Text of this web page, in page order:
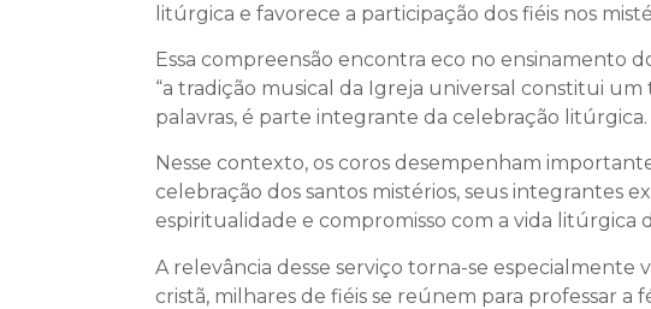
litúrgica e favorece a participação dos fiéis nos
Essa compreensão encontra eco no ensinamento
“a tradição musical da Igreja universal constitui um
palavras, é parte integrante da celebração litúrgica.
Nesse contexto, os coros desempenham
celebração dos santos mistérios, seus integrantes
espiritualidade e compromisso com a vida litúrgica
A relevância desse serviço torna-se especialmente
cristã, milhares de fiéis se reúnem para professar